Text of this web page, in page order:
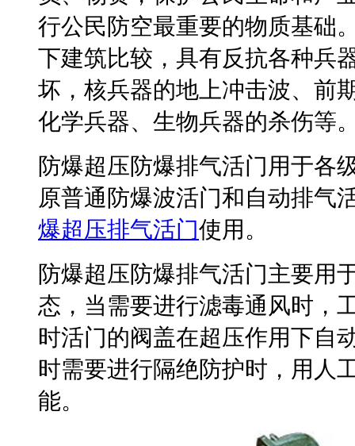
行公民防空最重要的物质基础
下建筑比较，具有反抗各种兵
坏，核兵器的地上冲击波、前
化学兵器、生物兵器的杀伤等
防爆超压防爆排气活门用于各
原普通防爆波活门和自动排气
爆超压排气活门使用。
防爆超压防爆排气活门主要用
态，当需要进行滤毒通风时，
时活门的阀盖在超压作用下自
时需要进行隔绝防护时，用人
能。